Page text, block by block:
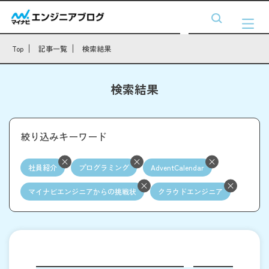
Top 記事一覧 検索結果
検索結果
絞り込みキーワード
社員紹介 プログラミング AdventCalendar
マイナビエンジニアからの挑戦状 クラウドエンジニア